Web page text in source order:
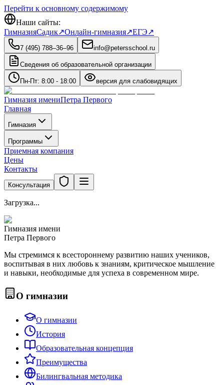
Перейти к основному содержимому
Наши сайты:
ГимназияСадик↗Онлайн-гимназия↗ЕГЭ↗
7 (495) 788‒36‒96 info@petersschool.ru
Сведения об образовательной организации
Пн-Пт: 8:00 - 18:00 версия для слабовидящих
Гимназия имениПетра Первого
Главная
Гимназия
Программы
Приемная компания
Цены
Контакты
Консультация
Загрузка...
Гимназия имени
Петра Первого
Мы стремимся к всестороннему развитию наших учеников,
воспитывая в них любовь к знаниям, критическое мышление
и навыки, необходимые для успеха в современном мире.
О гимназии
О гимназии
История
Образовательная концепция
Преимущества
Билингвальная методика